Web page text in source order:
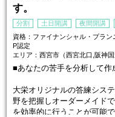
す。
分割 土日開講 夜間開講
資格：ファイナンシャル・プラン
P認定
エリア：西宮市（西宮北口,阪神国
■あなたの苦手を分析して作
大栄オリジナルの答練シス
野を把握しオーダーメイド
を効率的に行うことが可能で